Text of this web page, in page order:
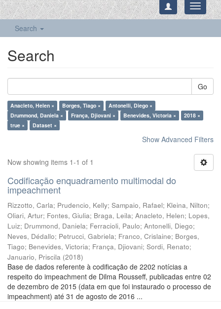
Toggle
Search
Search
Go
Anacleto, Helen × Borges, Tiago ×
Antonelli, Diego ×
Drummond, Daniela ×
França, Djiovani × Benevides, Victoria ×
2018 ×
true ×
Dataset ×
Show Advanced Filters
Now showing items 1-1 of 1
Codificação enquadramento multimodal do
impeachment
Rizzotto, Carla; Prudencio, Kelly; Sampaio, Rafael; Kleina, Nilton;
Oliari, Artur; Fontes, Giulia; Braga, Leila; Anacleto, Helen; Lopes,
Luiz; Drummond, Daniela; Ferracioli, Paulo; Antonelli, Diego;
Neves, Dédallo; Petrucci, Gabriela; Franco, Crislaine; Borges,
Tiago; Benevides, Victoria; França, Djiovani; Sordi, Renato;
Januario, Priscila (2018)
Base de dados referente à codificação de 2202 notícias a
respeito do impeachment de Dilma Rousseff, publicadas entre 02
de dezembro de 2015 (data em que foi instaurado o processo de
impeachment) até 31 de agosto de 2016 ...